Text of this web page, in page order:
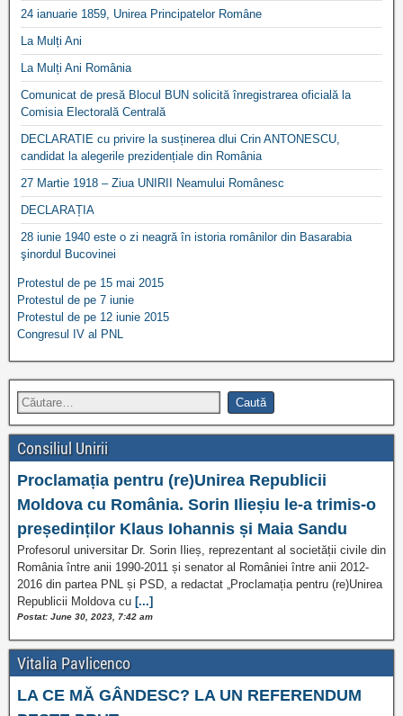
24 ianuarie 1859, Unirea Principatelor Române
La Mulți Ani
La Mulți Ani România
Comunicat de presă Blocul BUN solicită înregistrarea oficială la
Comisia Electorală Centrală
DECLARATIE cu privire la susținerea dlui Crin ANTONESCU,
candidat la alegerile prezidențiale din România
27 Martie 1918 – Ziua UNIRII Neamului Românesc
DECLARAȚIA
28 iunie 1940 este o zi neagră în istoria românilor din Basarabia
şinordul Bucovinei
Protestul de pe 15 mai 2015
Protestul de pe 7 iunie
Protestul de pe 12 iunie 2015
Congresul IV al PNL
Consiliul Unirii
Proclamația pentru (re)Unirea Republicii
Moldova cu România. Sorin Ilieșiu le-a trimis-o
președinților Klaus Iohannis și Maia Sandu
Profesorul universitar Dr. Sorin Ilieș, reprezentant al societății civile din
România între anii 1990-2011 și senator al României între anii 2012-
2016 din partea PNL și PSD, a redactat „Proclamația pentru (re)Unirea
Republicii Moldova cu [...]
Postat: June 30, 2023, 7:42 am
Vitalia Pavlicenco
LA CE MĂ GÂNDESC? LA UN REFERENDUM